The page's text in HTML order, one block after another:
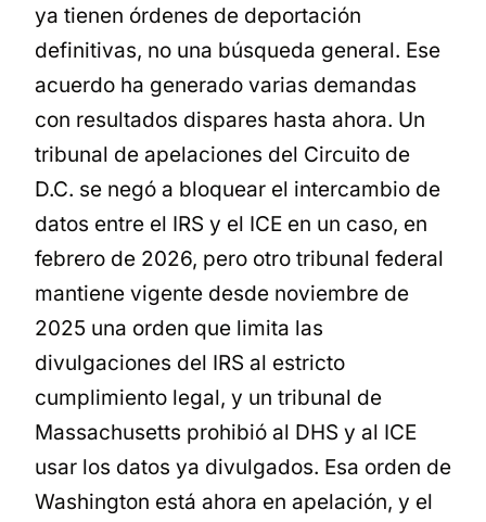
ya tienen órdenes de deportación
definitivas, no una búsqueda general. Ese
acuerdo ha generado varias demandas
con resultados dispares hasta ahora. Un
tribunal de apelaciones del Circuito de
D.C. se negó a bloquear el intercambio de
datos entre el IRS y el ICE en un caso, en
febrero de 2026, pero otro tribunal federal
mantiene vigente desde noviembre de
2025 una orden que limita las
divulgaciones del IRS al estricto
cumplimiento legal, y un tribunal de
Massachusetts prohibió al DHS y al ICE
usar los datos ya divulgados. Esa orden de
Washington está ahora en apelación, y el